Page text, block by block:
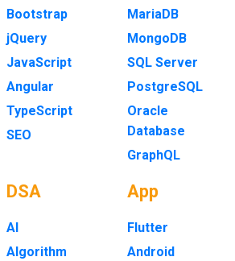
Bootstrap
jQuery
JavaScript
Angular
TypeScript
SEO
MariaDB
MongoDB
SQL Server
PostgreSQL
Oracle
Database
GraphQL
DSA
AI
Algorithm
App
Flutter
Android